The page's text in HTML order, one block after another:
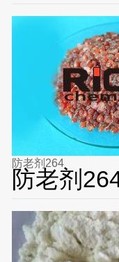
防老剂264
防老剂